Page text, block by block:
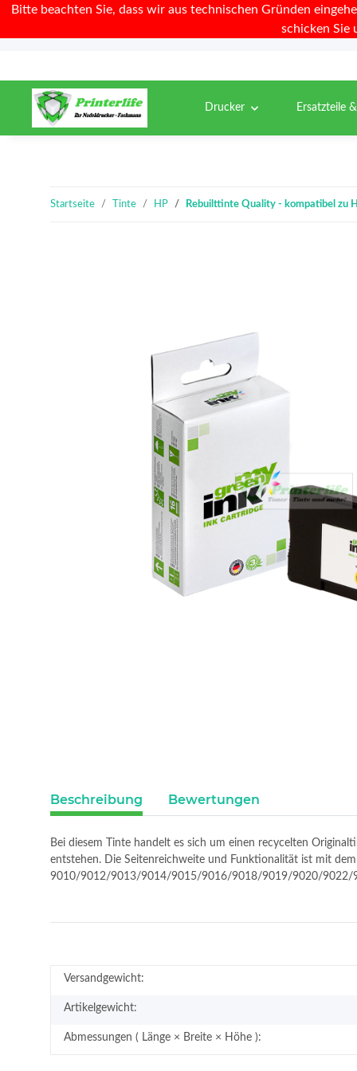
Bitte beachten Sie, dass wir aus technischen Gründen
schicken Sie
Drucker Ersatzteile
Startseite Tinte HP Rebuilttinte Quality - kompatibel zu
Beschreibung Bewertungen
Bei diesem Tinte handelt es sich um einen recycelten
entstehen. Die Seitenreichweite und Funktionalität ist mit
9010/9012/9013/9014/9015/9016/9018/9019/9020/9022/
Versandgewicht:
Artikelgewicht:
Abmessungen ( Länge × Breite × Höhe ):